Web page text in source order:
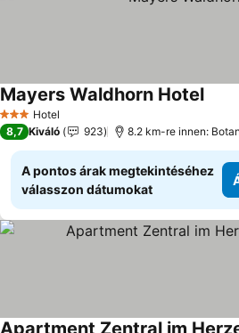
3 Kategória
Hotel
Mayers Waldhorn Hotel
8,7 Kiváló 923
A pontos árak megtekintéséhez
válasszon dátumokat
Apartment Zentral im